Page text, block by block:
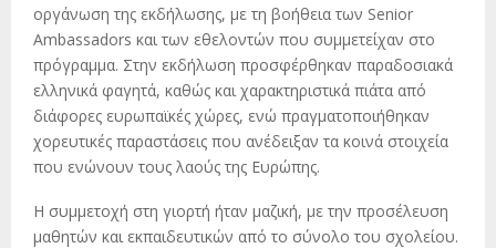
οργάνωση της εκδήλωσης, με τη βοήθεια των Senior
Ambassadors και των εθελοντών που συμμετείχαν στο
πρόγραμμα. Στην εκδήλωση προσφέρθηκαν παραδοσιακά
ελληνικά φαγητά, καθώς και χαρακτηριστικά πιάτα από
διάφορες ευρωπαϊκές χώρες, ενώ πραγματοποιήθηκαν
χορευτικές παραστάσεις που ανέδειξαν τα κοινά στοιχεία
που ενώνουν τους λαούς της Ευρώπης.
Η συμμετοχή στη γιορτή ήταν μαζική, με την προσέλευση
μαθητών και εκπαιδευτικών από το σύνολο του σχολείου.